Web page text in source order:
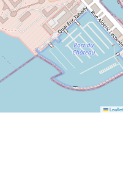
Leaflet